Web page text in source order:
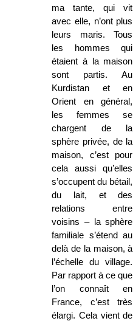
ma tante, qui vit
avec elle, n’ont plus
leurs maris. Tous
les hommes qui
étaient à la maison
sont partis. Au
Kurdistan et en
Orient en général,
les femmes se
chargent de la
sphère privée, de la
maison, c’est pour
cela aussi qu’elles
s’occupent du bétail,
du lait, et des
relations entre
voisins – la sphère
familiale s’étend au
delà de la maison, à
l’échelle du village.
Par rapport à ce que
l’on connaît en
France, c’est très
élargi. Cela vient de